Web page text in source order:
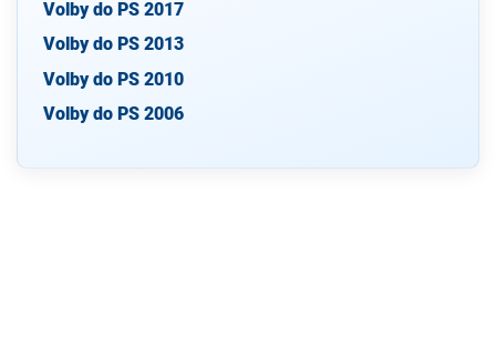
Volby do PS 2017
Volby do PS 2013
Volby do PS 2010
Volby do PS 2006